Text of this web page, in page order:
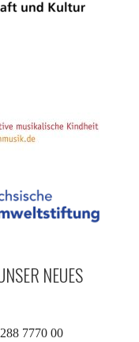
NEUES
7770 00